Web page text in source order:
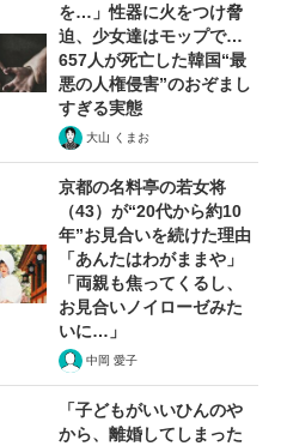
を…」性器に火をつけ脅
迫、少女達はモップで…
657人が死亡した韓国“最
悪の人権侵害”のおぞまし
すぎる実態
大山 くまお
京都の名料亭の若女将
（43）が“20代から約10
年”お見合いを続けた理由
「あんたはわがままや」
「両親も焦ってくるし、
お見合いノイローゼみた
いに…」
中岡 愛子
「子どもがいいひんのや
から、離婚してしまった